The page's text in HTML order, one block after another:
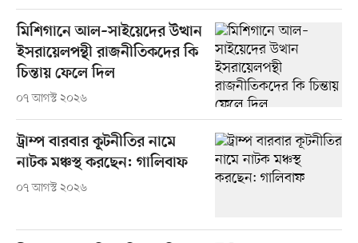
মিশিগানে আল–সাইয়েদের উত্থান
ইসরায়েলপন্থী রাজনীতিকদের কি
চিন্তায় ফেলে দিল
০৭ আগস্ট ২০২৬
ট্রাম্প বারবার কূটনীতির নামে
নাটক মঞ্চস্থ করছেন: গালিবাফ
০৭ আগস্ট ২০২৬